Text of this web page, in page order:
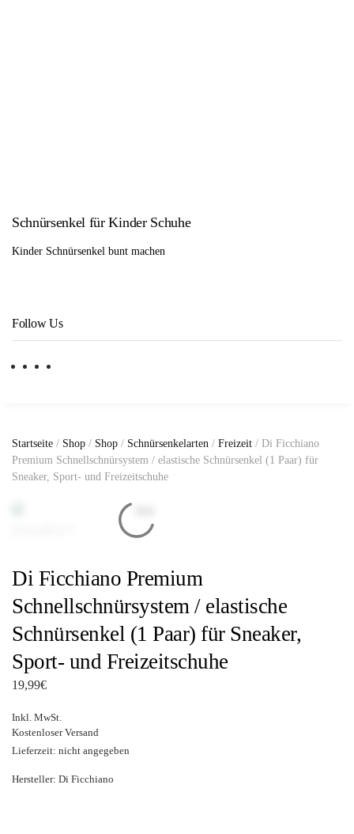
Schnürsenkel für Kinder Schuhe
Kinder Schnürsenkel bunt machen
Follow Us
Startseite / Shop / Shop / Schnürsenkelarten / Freizeit / Di Ficchiano
Premium Schnellschnürsystem / elastische Schnürsenkel (1 Paar) für
Sneaker, Sport- und Freizeitschuhe
Di Ficchiano Premium
Schnellschnürsystem / elastische
Schnürsenkel (1 Paar) für Sneaker,
Sport- und Freizeitschuhe
19,99€
Inkl. MwSt.
Kostenloser Versand
Lieferzeit: nicht angegeben
Hersteller: Di Ficchiano